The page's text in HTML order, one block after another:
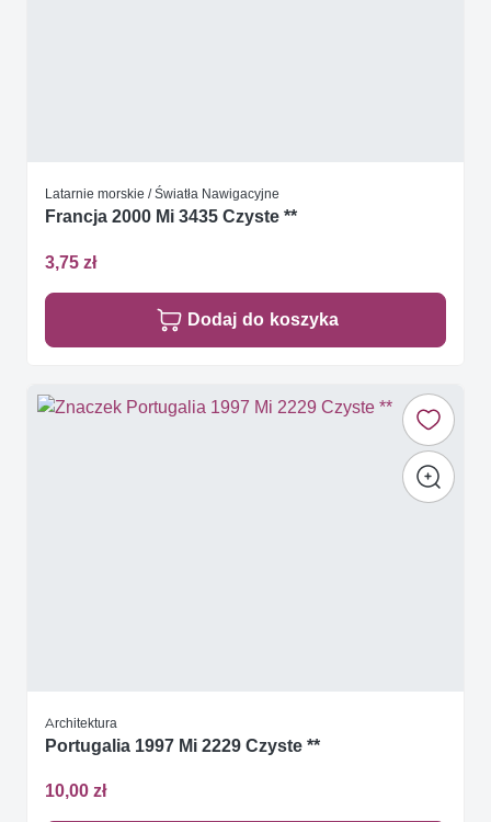
Latarnie morskie / Światła Nawigacyjne
Francja 2000 Mi 3435 Czyste **
3,75 zł
Dodaj do koszyka
Architektura
Portugalia 1997 Mi 2229 Czyste **
10,00 zł